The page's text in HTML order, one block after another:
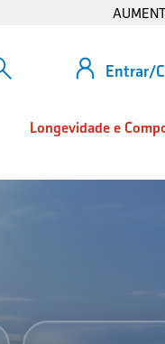
Entrar/
Longevidade e